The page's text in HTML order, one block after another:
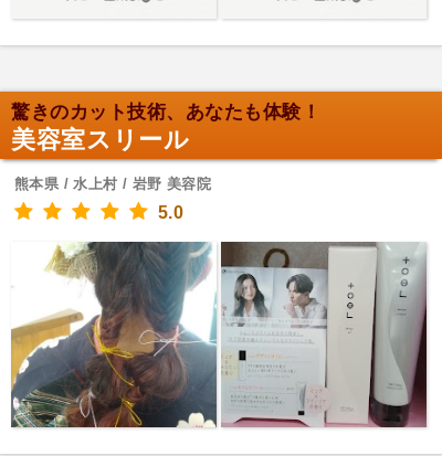
驚きのカット技術、あなたも体験！
美容室スリール
熊本県 / 水上村 / 岩野 美容院
5.0